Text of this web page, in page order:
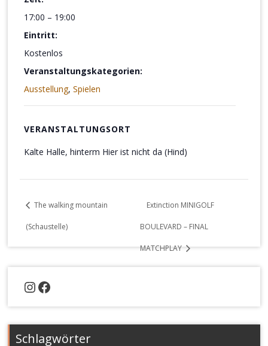
17:00 – 19:00
Eintritt:
Kostenlos
Veranstaltungskategorien:
Ausstellung, Spielen
VERANSTALTUNGSORT
Kalte Halle, hinterm Hier ist nicht da (Hind)
The walking mountain
(Schaustelle)
Extinction MINIGOLF
BOULEVARD – FINAL
MATCHPLAY
Instagram
Facebook
Schlagwörter